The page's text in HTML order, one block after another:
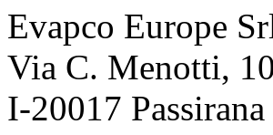
Evapco Europe
Via C. Menotti, 10
I-20017